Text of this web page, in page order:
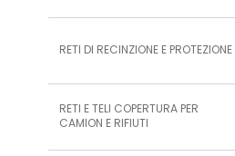
RETI DI RECINZIONE E PROTEZIONE
RETI E TELI COPERTURA PER
CAMION E RIFIUTI